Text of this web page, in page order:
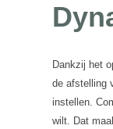
Dankzij het
de afstelling
instellen.
wilt. Dat